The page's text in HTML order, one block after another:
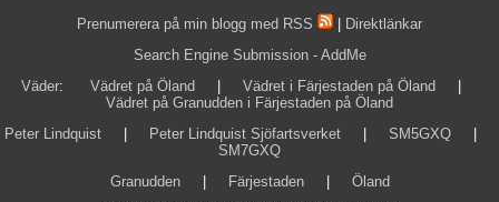
Prenumerera på min blogg med RSS
Direktlänkar
Search Engine Submission - AddMe
Väder: Vädret på Öland Vädret i Färjestaden på Öland
Vädret på Granudden i Färjestaden på Öland
Peter Lindquist
Peter Lindquist Sjöfartsverket SM5GXQ
SM7GXQ
Granudden| Färjestaden| Öland